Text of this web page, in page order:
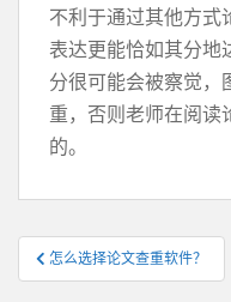
不利于通过其他方式
表达更能恰如其分地
分很可能会被察觉，
重，否则老师在阅读
的。
文
章
怎么选择论文查重软件？